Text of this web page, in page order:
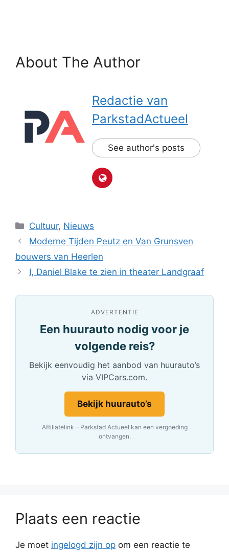
About The Author
Redactie van
ParkstadActueel
See author's posts
Categorieën
Cultuur, Nieuws
Moderne Tijden Peutz en Van Grunsven
bouwers van Heerlen
I, Daniel Blake te zien in theater Landgraaf
ADVERTENTIE
Een huurauto nodig voor je
volgende reis?
Bekijk eenvoudig het aanbod van huurauto’s
via VIPCars.com.
Bekijk huurauto’s
Affiliatelink – Parkstad Actueel kan een vergoeding
ontvangen.
Plaats een reactie
Je moet ingelogd zijn op om een reactie te